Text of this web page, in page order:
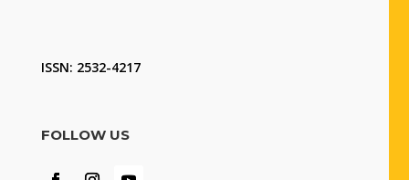
ISSN: 2532-4217
FOLLOW US